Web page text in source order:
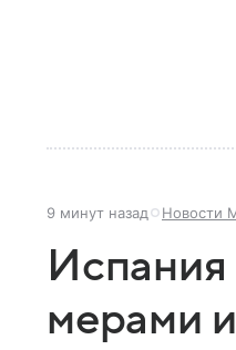
9 минут назад Новости
мерами